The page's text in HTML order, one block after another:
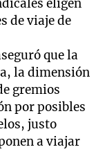
eligen
de viaje de
que la
la dimensión
gremios
por posibles
justo
a viajar